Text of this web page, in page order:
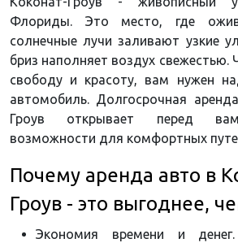
Флориды. Это место, где
солнечные лучи заливают узкие
бриз наполняет воздух свежестью.
свободу и красоту, вам нужен
автомобиль. Долгосрочная
Гроув открывает перед
возможности для комфортных
Почему аренда авто в
Гроув - это выгоднее,
Экономия времени и